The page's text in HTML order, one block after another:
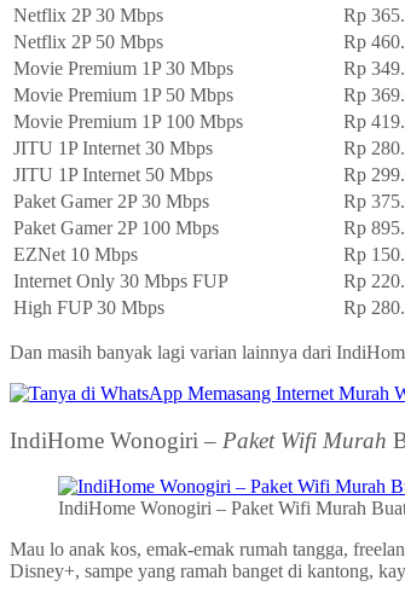
Netflix 2P 30 Mbps
Rp
Netflix 2P 50 Mbps
Rp
Movie Premium 1P 30 Mbps
Rp
Movie Premium 1P 50 Mbps
Rp
Movie Premium 1P 100 Mbps
Rp
JITU 1P Internet 30 Mbps
Rp
JITU 1P Internet 50 Mbps
Rp
Paket Gamer 2P 30 Mbps
Rp
Paket Gamer 2P 100 Mbps
Rp
EZNet 10 Mbps
Rp
Internet Only 30 Mbps FUP
Rp
High FUP 30 Mbps
Rp
Dan masih banyak lagi varian lainnya dari
IndiHome Wonogiri – Paket Wifi Murah
IndiHome Wonogiri – Paket Wifi Murah
Mau lo anak kos, emak-emak rumah tangga,
Disney+, sampe yang ramah banget di kantong,